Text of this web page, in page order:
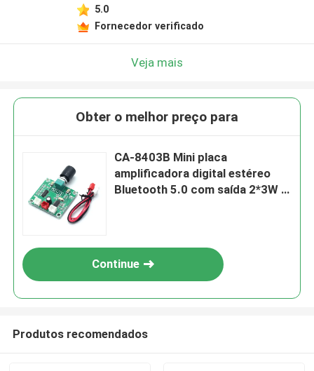
Ligaremos para você em breve!
5.0
Fornecedor verificado
Veja mais
Obter o melhor preço para
CA-8403B Mini placa
amplificadora digital estéreo
Bluetooth 5.0 com saída 2*3W e
Continue
Produtos recomendados